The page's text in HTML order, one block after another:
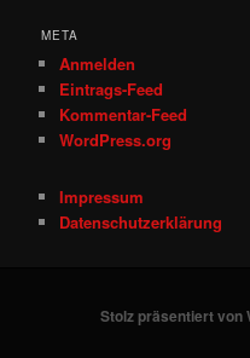
META
Anmelden
Eintrags-Feed
Kommentar-Feed
WordPress.org
Impressum
Datenschutzerklärung
Stolz präsentiert von